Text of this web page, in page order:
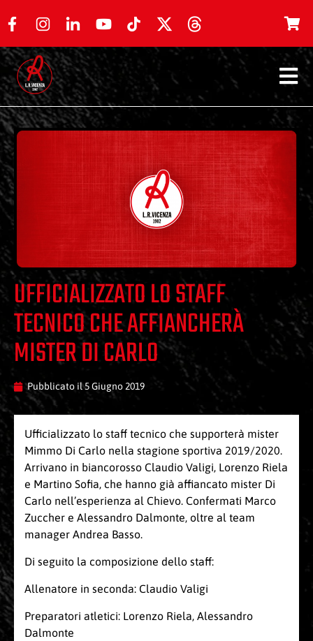
UFFICIALIZZATO LO STAFF
TECNICO CHE AFFIANCHERÀ
MISTER DI CARLO
Pubblicato il5 Giugno 2019
Ufficializzato lo staff tecnico che supporterà mister
Mimmo Di Carlo nella stagione sportiva 2019/2020.
Arrivano in biancorosso Claudio Valigi, Lorenzo Riela
e Martino Sofia, che hanno già affiancato mister Di
Carlo nell’esperienza al Chievo. Confermati Marco
Zuccher e Alessandro Dalmonte, oltre al team
manager Andrea Basso.
Di seguito la composizione dello staff:
Allenatore in seconda: Claudio Valigi
Preparatori atletici: Lorenzo Riela, Alessandro
Dalmonte